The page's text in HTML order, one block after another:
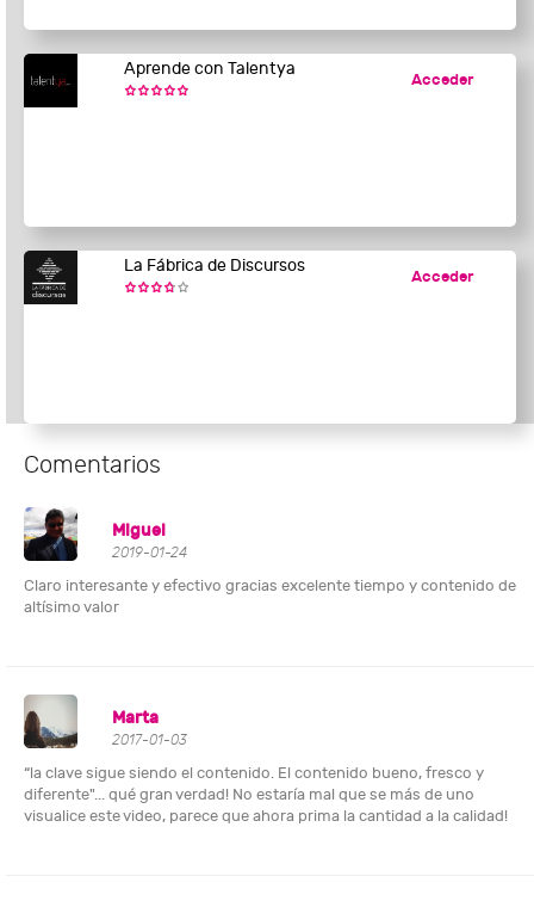
Aprende con Talentya
Acceder
La Fábrica de Discursos
Acceder
Comentarios
Miguel
2019-01-24
Claro interesante y efectivo gracias excelente tiempo y contenido de
altísimo valor
Marta
2017-01-03
“la clave sigue siendo el contenido. El contenido bueno, fresco y
diferente"... qué gran verdad! No estaría mal que se más de uno
visualice este video, parece que ahora prima la cantidad a la calidad!